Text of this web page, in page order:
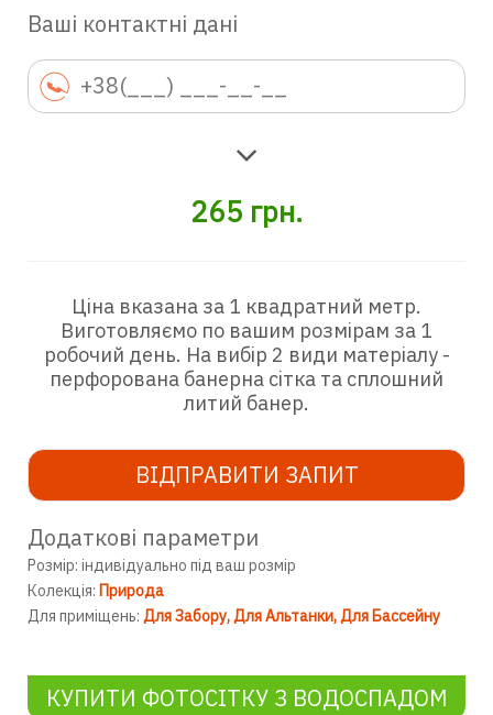
Ваші контактні дані
265 грн.
Ціна вказана за 1 квадратний метр.
Виготовляємо по вашим розмірам за 1
робочий день. На вибір 2 види матеріалу -
перфорована банерна сітка та сплошний
литий банер.
ВІДПРАВИТИ ЗАПИТ
Додаткові параметри
Розмір: індивідуально під ваш розмір
Колекція: Природа
Для приміщень: Для Забору Для Альтанки Для Бассейну
КУПИТИ ФОТОСІТКУ З ВОДОСПАДОМ